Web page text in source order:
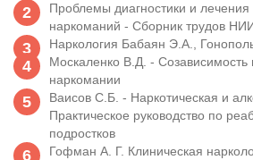
Проблемы диагностики и лечения
наркоманий - Сборник трудов
Наркология Бабаян Э.А.,
Москаленко В.Д. - Созависимость
наркомании
Ваисов С.Б. - Наркотическая и
Практическое руководство по
подростков
Гофман А. Г. Клиническая